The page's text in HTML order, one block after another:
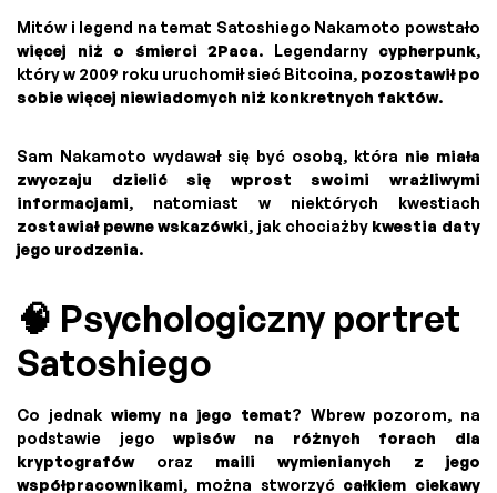
Mitów i legend na temat Satoshiego Nakamoto powstało
więcej niż o śmierci 2Paca. Legendarny cypherpunk,
który w 2009 roku uruchomił sieć Bitcoina, pozostawił po
sobie więcej niewiadomych niż konkretnych faktów.
Sam Nakamoto wydawał się być osobą, która nie miała
zwyczaju dzielić się wprost swoimi wrażliwymi
informacjami, natomiast w niektórych kwestiach
zostawiał pewne wskazówki, jak chociażby kwestia daty
jego urodzenia.
🧠 Psychologiczny portret
Satoshiego
Co jednak wiemy na jego temat? Wbrew pozorom, na
podstawie jegowpisów na różnych forach dla
kryptografóworaz maili wymienianych z jego
współpracownikami, można stworzyć całkiem ciekawy